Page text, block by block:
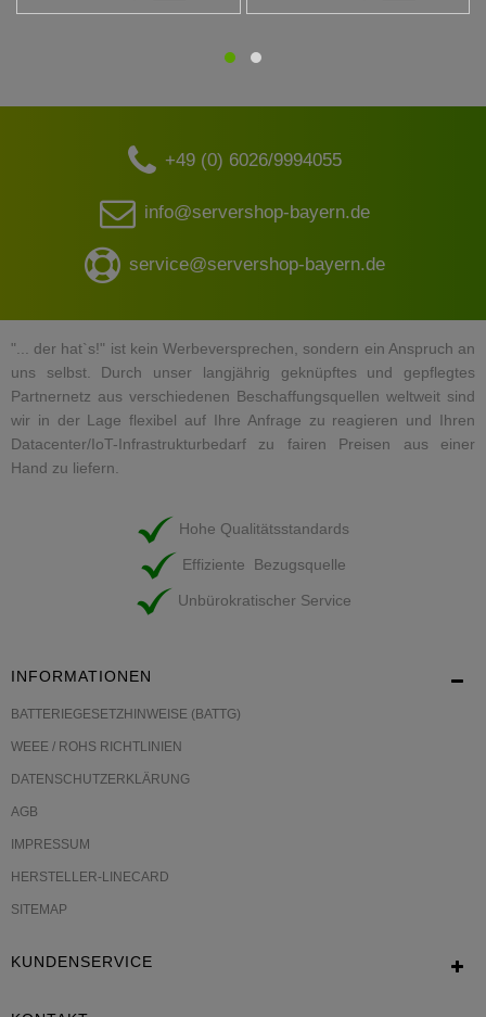
+49 (0) 6026/9994055
info@servershop-bayern.de
service@servershop-bayern.de
"... der hat`s!" ist kein Werbeversprechen, sondern ein Anspruch an
uns selbst. Durch unser langjährig geknüpftes und gepflegtes
Partnernetz aus verschiedenen Beschaffungsquellen weltweit sind
wir in der Lage flexibel auf Ihre Anfrage zu reagieren und Ihren
Datacenter/IoT-Infrastrukturbedarf zu fairen Preisen aus einer
Hand zu liefern.
Hohe Qualitätsstandards
Effiziente Bezugsquelle
Unbürokratischer Service
INFORMATIONEN
BATTERIEGESETZHINWEISE (BATTG)
WEEE / ROHS RICHTLINIEN
DATENSCHUTZERKLÄRUNG
AGB
IMPRESSUM
HERSTELLER-LINECARD
SITEMAP
KUNDENSERVICE